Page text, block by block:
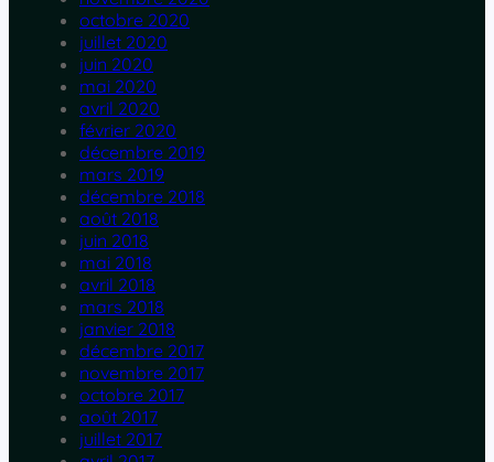
octobre 2020
juillet 2020
juin 2020
mai 2020
avril 2020
février 2020
décembre 2019
mars 2019
décembre 2018
août 2018
juin 2018
mai 2018
avril 2018
mars 2018
janvier 2018
décembre 2017
novembre 2017
octobre 2017
août 2017
juillet 2017